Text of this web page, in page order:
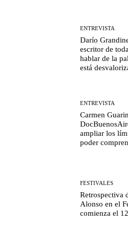
ENTREVISTA
Darío
escritor de
hablar de la
está
ENTREVISTA
Carmen
ampliar los
poder
FESTIVALES
Retrospectiva
Alonso en el
comienza el